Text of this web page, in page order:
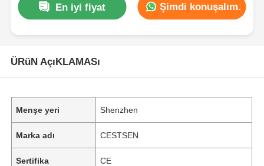
En iyi fiyat Şimdi konuşalım.
ÜRüN AçıKLAMASı
Menşe yeri Shenzhen
Marka adı CESTSEN
Sertifika CE